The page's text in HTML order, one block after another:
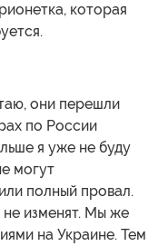
которая
они перешли
по России
я уже не буду
могут
полный провал.
не изменят. Мы же
на Украине. Тем